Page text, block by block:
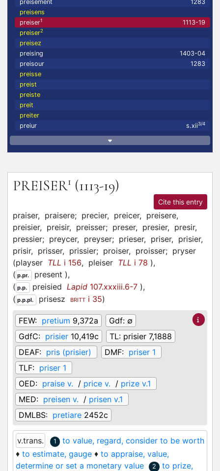
preisement
1283
preisens
preiser1
1113-19
preiser2
preisez
preising
1403-04
preisour
1283
preisse
preist
preiste
preit
preiter
preiur
s.xii3/4
PREISER1 (1113-19)
Cite this entry
praiser, praisere; precier, preicer, preisere,
preisier, preisir, preisser; preser, presier, presir,
pressier; preycer, preyser; prieser, priser, prisier,
prisir, prisser, prissier; proiser, proisser; pryser
(playser TLL i 156, pleiser TLL i 78 ),
( p.pr. present ),
( p.p. preisied Lapid 107.xxxiii.6-7 ),
( p.p.pl. prisesz BRITT i 35)
FEW: pretium 9,372a Gdf: ∅
GdfC: prisier 10,419c TL: prisier 7,1888
DEAF: pris (prisier) DMF: priser 1
TLF: priser 1
OED: praise v. / price v. / prize v.1
MED: preisen v. / prisen v.1
DMLBS: pretiare 2452c
v.trans. 1
to value, regard, consider to be worth
♦ to estimate, gauge ♦ to appraise, value,
determine or set a monetary value
2
to prize,